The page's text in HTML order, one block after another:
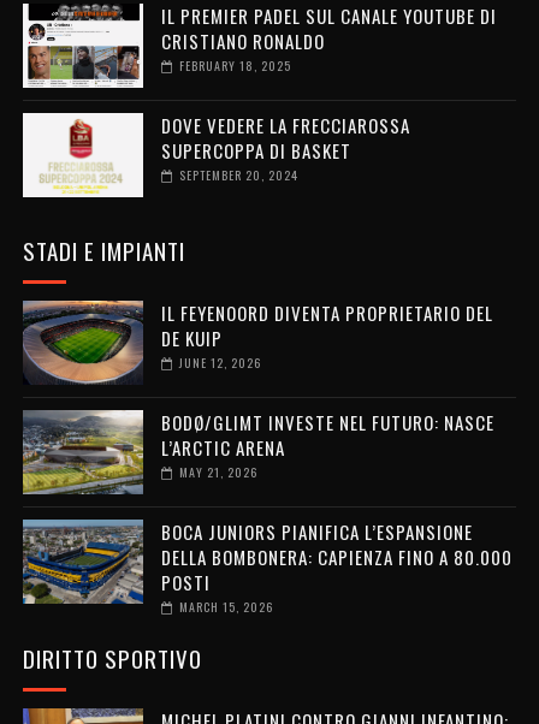
IL PREMIER PADEL SUL CANALE YOUTUBE DI
CRISTIANO RONALDO
FEBRUARY 18, 2025
DOVE VEDERE LA FRECCIAROSSA
SUPERCOPPA DI BASKET
SEPTEMBER 20, 2024
STADI E IMPIANTI
IL FEYENOORD DIVENTA PROPRIETARIO DEL
DE KUIP
JUNE 12, 2026
BODØ/GLIMT INVESTE NEL FUTURO: NASCE
L’ARCTIC ARENA
MAY 21, 2026
BOCA JUNIORS PIANIFICA L’ESPANSIONE
DELLA BOMBONERA: CAPIENZA FINO A 80.000
POSTI
MARCH 15, 2026
DIRITTO SPORTIVO